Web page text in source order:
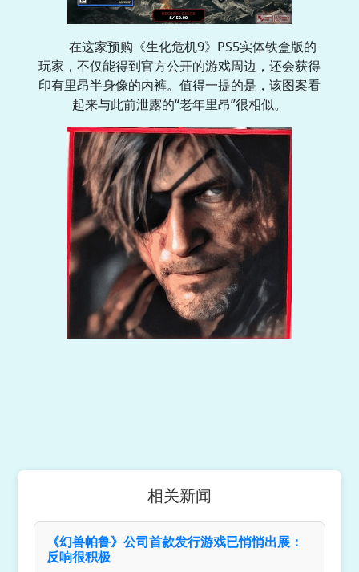
在这家预购《生化危机9》PS5实体铁盒版的
玩家，不仅能得到官方公开的游戏周边，还会获得
印有里昂半身像的内裤。值得一提的是，该图案看
起来与此前泄露的“老年里昂”很相似。
相关新闻
《幻兽帕鲁》公司首款发行游戏已悄悄出展：
反响很积极